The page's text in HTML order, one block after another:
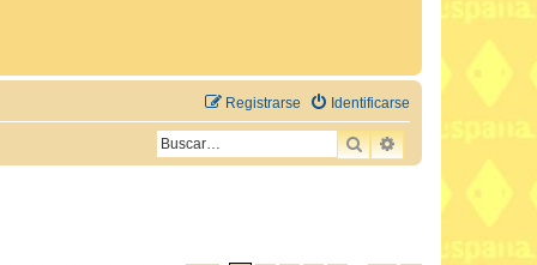
Identificarse
Registrarse
BUSCARBÚSQUEDA